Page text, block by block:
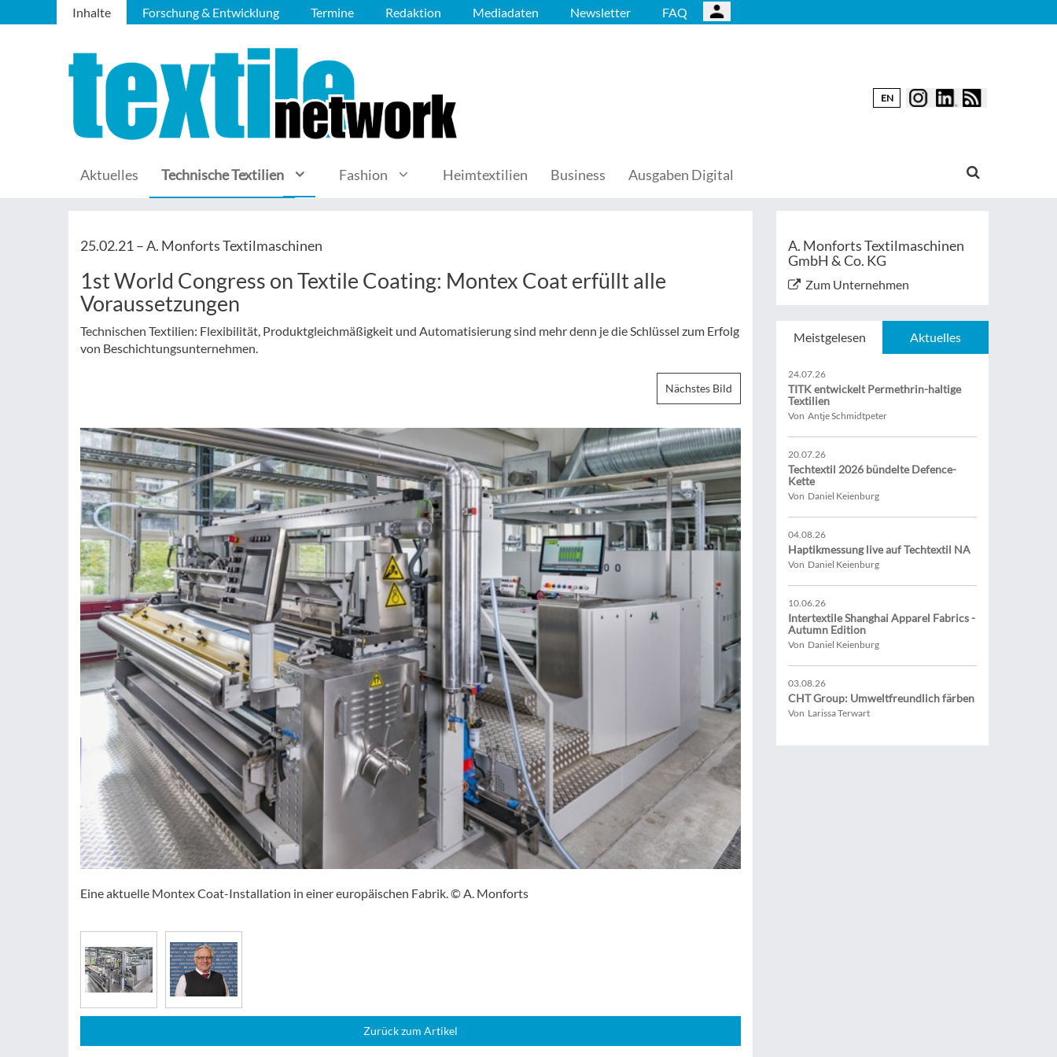
Inhalte Forschung & Entwicklung Termine Redaktion Mediadaten Newsletter FAQ
EN
Aktuelles Technische Textilien Fashion Heimtextilien Business Ausgaben Digital
25.02.21 –A. Monforts Textilmaschinen
1st World Congress on Textile Coating: Montex Coat erfüllt alle
Voraussetzungen
Technischen Textilien: Flexibilität, Produktgleichmäßigkeit und Automatisierung sind mehr denn je die Schlüssel zum Erfolg
von Beschichtungsunternehmen.
Nächstes Bild
Eine aktuelle Montex Coat-Installation in einer europäischen Fabrik. © A. Monforts
Zurück zum Artikel
A. Monforts Textilmaschinen
GmbH & Co. KG
Zum Unternehmen
Meistgelesen Aktuelles
24.07.26
TITK entwickelt Permethrin-haltige
Textilien
Von Antje Schmidtpeter
20.07.26
Techtextil 2026 bündelte Defence-
Kette
Von Daniel Keienburg
04.08.26
Haptikmessung live auf Techtextil NA
Von Daniel Keienburg
10.06.26
Intertextile Shanghai Apparel Fabrics -
Autumn Edition
Von Daniel Keienburg
03.08.26
CHT Group: Umweltfreundlich färben
Von Larissa Terwart